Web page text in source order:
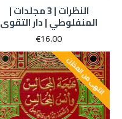
النظرات | 3 مجلدات |
المنفلوطي | دار التقوى
€16.00
انتهى من المخزن